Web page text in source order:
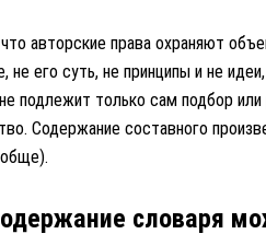
авторские права охраняют
не его суть, не принципы и не
подлежит только сам подбор
Содержание составного
словаря